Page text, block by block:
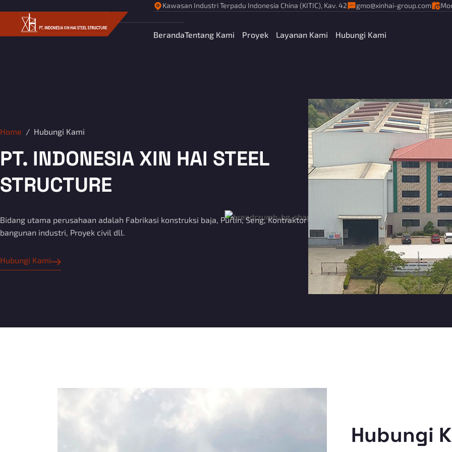
Kawasan Industri Terpadu Indonesia China (KITIC), Kav. 42 gmo@xinhai-group.com
BerandaTentang Kami Proyek Layanan Kami Hubungi Kami
Home Hubungi Kami
PT. INDONESIA XIN HAI STEEL
STRUCTURE
Bidang utama perusahaan adalah Fabrikasi konstruksi baja, Purlin, Seng, Kontraktor
bangunan industri, Proyek civil dll.
Hubungi Kami
Hubungi